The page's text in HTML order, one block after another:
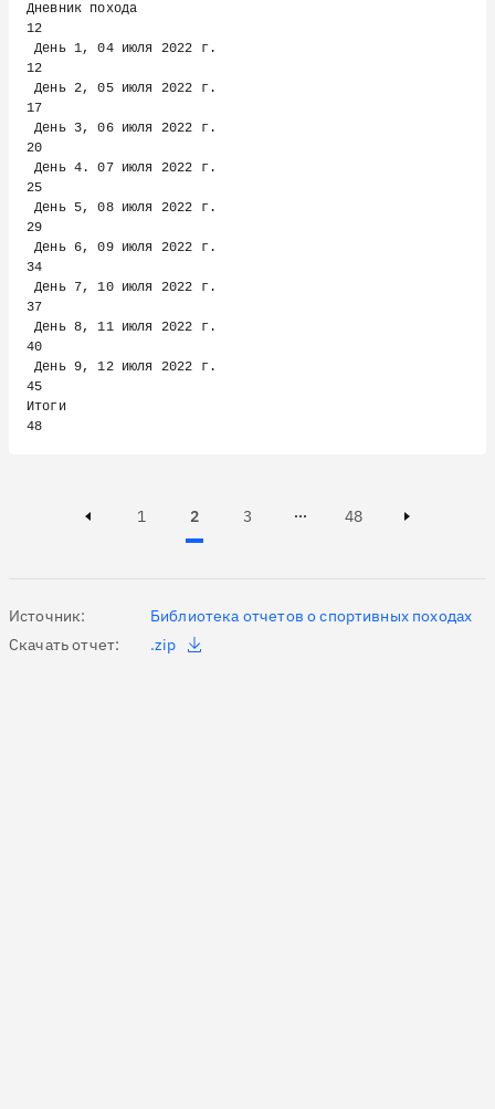
Дневник похода
12
День 1, 04 июля 2022 г.
12
День 2, 05 июля 2022 г.
17
День 3, 06 июля 2022 г.
20
День 4. 07 июля 2022 г.
25
День 5, 08 июля 2022 г.
29
День 6, 09 июля 2022 г.
34
День 7, 10 июля 2022 г.
37
День 8, 11 июля 2022 г.
40
День 9, 12 июля 2022 г.
45
Итоги
Page
1 Page
2 Active, Page
3 Page
48
Источник:
Библиотека отчетов о спортивных походах
Скачать отчет:
.zip